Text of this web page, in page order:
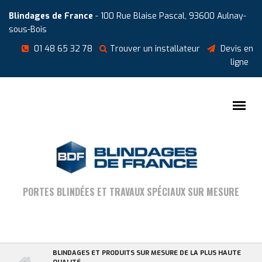
Blindages de France - 100 Rue Blaise Pascal, 93600 Aulnay-
sous-Bois
01 48 65 32 78
Trouver un installateur
Devis en
ligne
PORTES BLINDÉES ET TRAVAUX SPÉCIAUX SUR MESURE
BLINDAGES ET PRODUITS SUR MESURE DE LA PLUS HAUTE